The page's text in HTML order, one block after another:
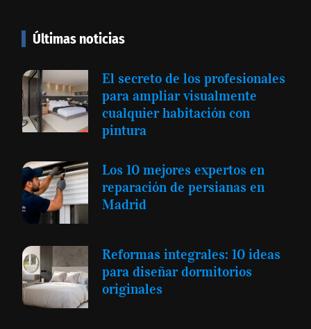
Últimas noticias
El secreto de los profesionales
para ampliar visualmente
cualquier habitación con
pintura
Los 10 mejores expertos en
reparación de persianas en
Madrid
Reformas integrales: 10 ideas
para diseñar dormitorios
originales